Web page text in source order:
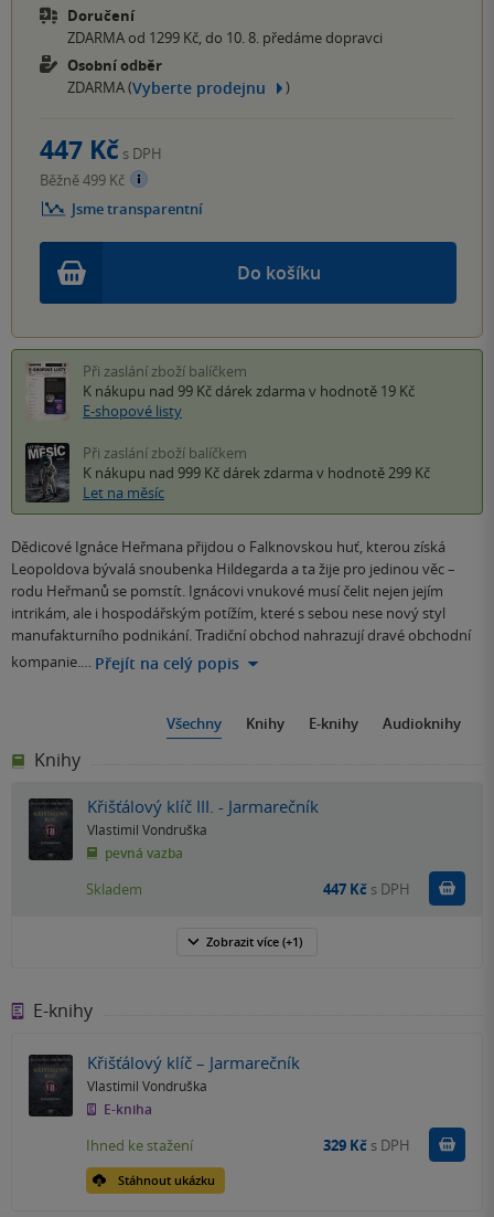
Doručení
ZDARMA od 1299 Kč, do 10. 8. předáme dopravci
Osobní odběr
ZDARMA (Vyberte prodejnu )
Do košíku
447 Kč s DPH
Běžně 499 Kč
Jsme transparentní
Při zaslání zboží balíčkem
K nákupu nad 99 Kč dárek zdarma v hodnotě 19 Kč
E-shopové listy
Při zaslání zboží balíčkem
K nákupu nad 999 Kč dárek zdarma v hodnotě 299 Kč
Let na měsíc
Dědicové Ignáce Heřmana přijdou o Falknovskou huť, kterou získá
Leopoldova bývalá snoubenka Hildegarda a ta žije pro jedinou věc –
rodu Heřmanů se pomstít. Ignácovi vnukové musí čelit nejen jejím
intrikám, ale i hospodářským potížím, které s sebou nese nový styl
manufakturního podnikání. Tradiční obchod nahrazují dravé obchodní
kompanie.… Přejít na celý popis
Všechny Knihy E-knihy Audioknihy
Knihy
Křišťálový klíč III. - Jarmarečník
Vlastimil Vondruška
pevná vazba
Skladem 447 Kč s DPH
Zobrazit více (+1)
E-knihy
Křišťálový klíč – Jarmarečník
Vlastimil Vondruška
E-kniha
Stáhnout ukázku
Ihned ke stažení 329 Kč s DPH Koupit